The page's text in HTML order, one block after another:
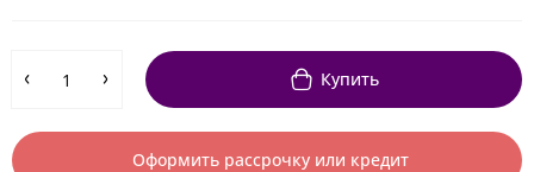
Купить
Оформить рассрочку или кредит